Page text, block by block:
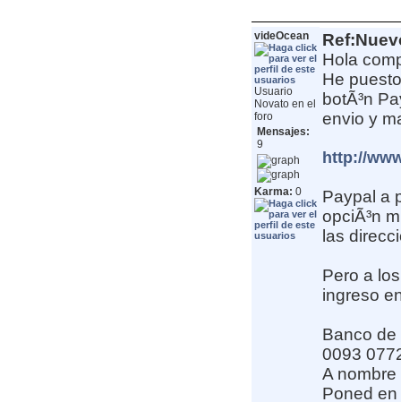
videOcean
Usuario
Novato en el
foro
Mensajes:
9
Karma: 0
Hola
He
botÃ³n
envio y
http://
Paypal a
opciÃ³n
las
Pero a
ingreso
Banco de
0093
A
Poned